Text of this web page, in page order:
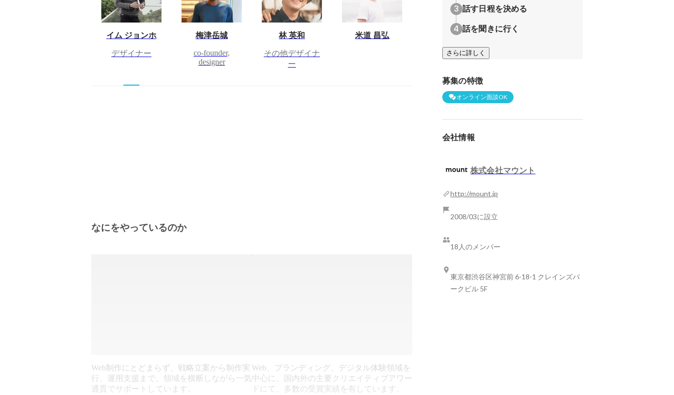
イム ジョンホ
デザイナー
梅津岳城
co-founder,
designer
林 英和
その他デザイナ
ー
米道 昌弘
なにをやっているのか
Web制作にとどまらず、戦略立案から制作実
行、運用支援まで。領域を横断しながら一気
通貫でサポートしています。
Web、ブランディング、デジタル体験領域を
中心に、国内外の主要クリエイティブアワー
ドにて、多数の受賞実績を有しています。
話す日程を決める
話を聞きに行く
さらに詳しく
募集の特徴
オンライン面談OK
会社情報
株式会社マウント
http://mount.jp
2008/03に設立
18人のメンバー
東京都渋谷区神宮前 6-18-1 クレインズパ
ークビル 5F